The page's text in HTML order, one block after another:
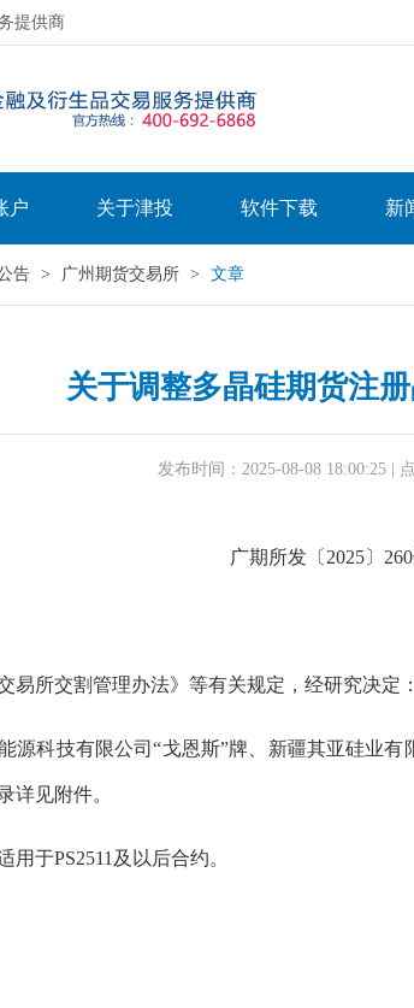
提供商
户 关于津投 软件下载 新
告 > 广州期货交易所 > 文章
关于调整多晶硅期货注
发布时间：2025-08-08 18:00:25 |
广期所发〔2025〕
易所交割管理办法》等有关规定，经研究决定：
源科技有限公司“戈恩斯”牌、新疆其亚硅业
详见附件。
用于PS2511及以后合约。